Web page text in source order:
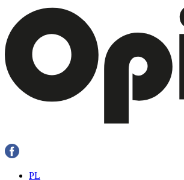
PL